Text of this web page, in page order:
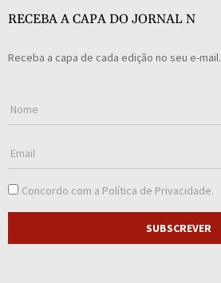
RECEBA A CAPA DO JORNAL N
Receba a capa de cada edição no seu e-mail.
Concordo com a Política de Privacidade.
SUBSCREVER